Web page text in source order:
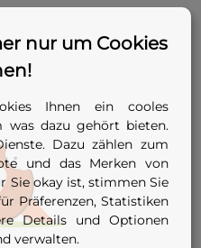
✓
✓
verfügen
mit Sender.
und „GPS +
nur um Cookies
Ihnen ein cooles
was dazu gehört bieten.
Dazu zählen zum
und das Merken von
Sie okay ist, stimmen Sie
Präferenzen, Statistiken
Details und Optionen
verwalten.